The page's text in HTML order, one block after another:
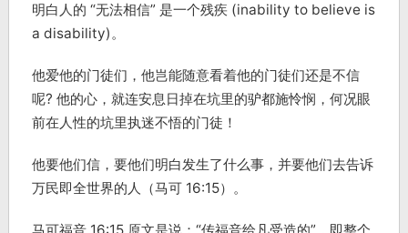
明白人的 “无法相信” 是一个残疾 (inability to believe is
a disability)。
他爱他的门徒们，他岂能随意看着他的门徒们还是不信
呢? 他的心，就连安息日掉在坑里的驴都施怜悯，何况眼
前在人性的坑里执迷不悟的门徒！
他要他们信，要他们明白发生了什么事，并要他们去告诉
万民即全世界的人（马可 16:15）。